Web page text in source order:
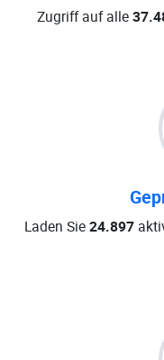
Zugriff auf alle
Laden Sie24.897